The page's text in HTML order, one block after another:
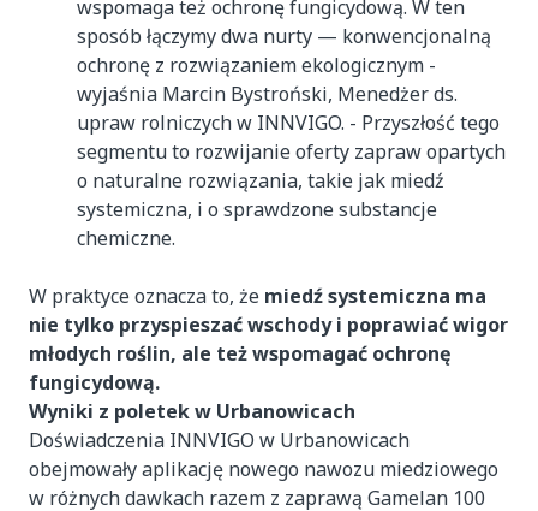
wspomaga też ochronę fungicydową. W ten
sposób łączymy dwa nurty — konwencjonalną
ochronę z rozwiązaniem ekologicznym -
wyjaśnia Marcin Bystroński, Menedżer ds.
upraw rolniczych w INNVIGO. - Przyszłość tego
segmentu to rozwijanie oferty zapraw opartych
o naturalne rozwiązania, takie jak miedź
systemiczna, i o sprawdzone substancje
chemiczne.
W praktyce oznacza to, że miedź systemiczna ma
nie tylko przyspieszać wschody i poprawiać wigor
młodych roślin, ale też wspomagać ochronę
fungicydową.
Wyniki z poletek w Urbanowicach
Doświadczenia INNVIGO w Urbanowicach
obejmowały aplikację nowego nawozu miedziowego
w różnych dawkach razem z zaprawą Gamelan 100